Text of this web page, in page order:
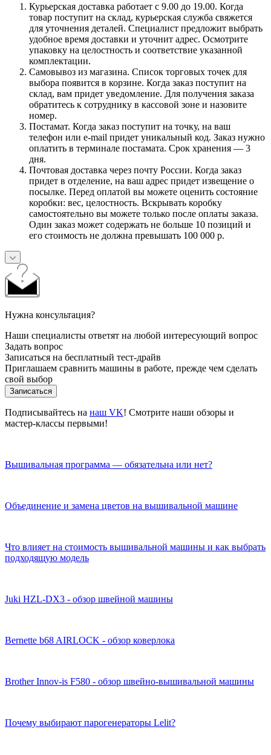
Курьерская доставка работает с 9.00 до 19.00. Когда
товар поступит на склад, курьерская служба свяжется
для уточнения деталей. Специалист предложит выбрать
удобное время доставки и уточнит адрес. Осмотрите
упаковку на целостность и соответствие указанной
комплектации.
Самовывоз из магазина. Список торговых точек для
выбора появится в корзине. Когда заказ поступит на
склад, вам придет уведомление. Для получения заказа
обратитесь к сотруднику в кассовой зоне и назовите
номер.
Постамат. Когда заказ поступит на точку, на ваш
телефон или e-mail придет уникальный код. Заказ нужно
оплатить в терминале постамата. Срок хранения — 3
дня.
Почтовая доставка через почту России. Когда заказ
придет в отделение, на ваш адрес придет извещение о
посылке. Перед оплатой вы можете оценить состояние
коробки: вес, целостность. Вскрывать коробку
самостоятельно вы можете только после оплаты заказа.
Один заказ может содержать не больше 10 позиций и
его стоимость не должна превышать 100 000 р.
Нужна консультация?
Наши специалисты ответят на любой интересующий вопрос
Задать вопрос
Записаться на бесплатный тест-драйв
Приглашаем сравнить машины в работе, прежде чем сделать
свой выбор
Записаться
Подписывайтесь на наш VK! Смотрите наши обзоры и
мастер-классы первыми!
Вышивальная программа — обязательна или нет?
Объединение и замена цветов на вышивальной машине
Что влияет на стоимость вышивальной машины и как выбрать
подходящую модель
Juki HZL-DX3 - обзор швейной машины
Bernette b68 AIRLOCK - обзор коверлока
Brother Innov-is F580 - обзор швейно-вышивальной машины
Почему выбирают парогенераторы Lelit?